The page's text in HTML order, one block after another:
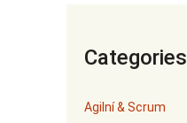
Categories
Agilní & Scrum